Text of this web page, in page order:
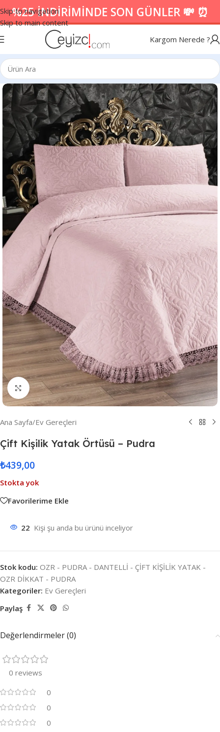
Skip to navigation
Skip to main content
%25 İNDİRİMİNDE SON GÜNLER 💸 ⏰
Kargom Nerede ?
Resmi Büyüt
Ana Sayfa/Ev Gereçleri
Çift Kişilik Yatak Örtüsü – Pudra
₺439,00
Stokta yok
Favorilerime Ekle
22 Kişi şu anda bu ürünü inceliyor
Stok kodu: OZR - PUDRA - DANTELLİ - ÇİFT KİŞİLİK YATAK -
OZR DİKKAT - PUDRA
Kategoriler: Ev Gereçleri
Paylaş
Değerlendirmeler (0)
0 reviews
0
0
0